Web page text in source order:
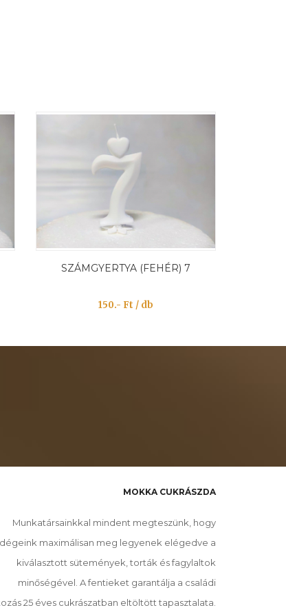
SZÁMGYERTYA (FEHÉR) 7
150.- Ft / db
MOKKA CUKRÁSZDA
Munkatársainkkal mindent megteszünk, hogy
maximálisan meg legyenek elégedve a
kiválasztott sütemények, torták és fagylaltok
minőségével. A fentieket garantálja a családi
25 éves cukrászatban eltöltött tapasztalata.